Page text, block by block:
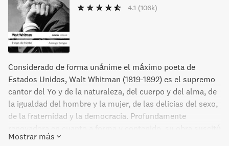
4.1 (106k)
Considerado de forma unánime el máximo poeta de
Estados Unidos, Walt Whitman (1819-1892) es el supremo
cantor del Yo y de la naturaleza, del cuerpo y del alma, de
la igualdad del hombre y la mujer, de las delicias del sexo,
de la fraternidad y la democracia. Profundamente
una oleada de entusiasmo y controversias. Aparecida en
Mostrar más